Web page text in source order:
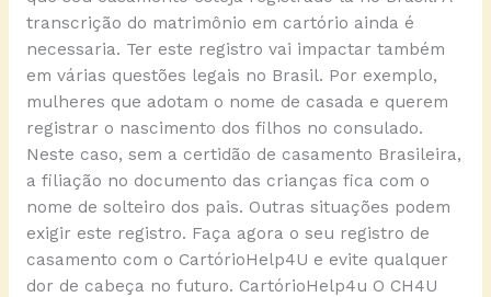
transcrição do matrimônio em cartório ainda é
necessaria. Ter este registro vai impactar também
em várias questões legais no Brasil. Por exemplo,
mulheres que adotam o nome de casada e querem
registrar o nascimento dos filhos no consulado.
Neste caso, sem a certidão de casamento Brasileira,
a filiação no documento das crianças fica com o
nome de solteiro dos pais. Outras situações podem
exigir este registro. Faça agora o seu registro de
casamento com o CartórioHelp4U e evite qualquer
dor de cabeça no futuro. CartórioHelp4u O CH4U